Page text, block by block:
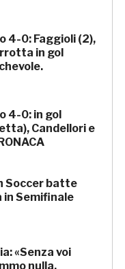
4-0: Faggioli (2),
in gol
4-0: in gol
Candellori e
Soccer batte
in Semifinale
«Senza voi
nulla.